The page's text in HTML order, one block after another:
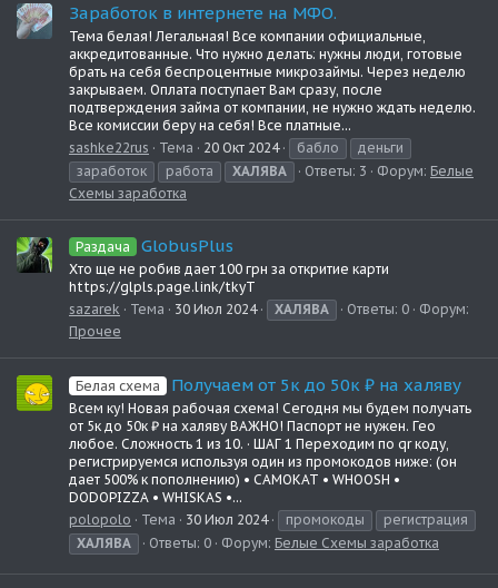
Заработок в интернете на МФО.
Тема белая! Легальная! Все компании официальные,
аккредитованные. Что нужно делать: нужны люди, готовые
брать на себя беспроцентные микрозаймы. Через неделю
закрываем. Оплата поступает Вам сразу, после
подтверждения займа от компании, не нужно ждать неделю.
Все комиссии беру на себя! Все платные...
sashke22rus
Тема 20 Окт 2024 бабло
деньги
заработок
работа ХАЛЯВА Ответы: 3 Форум: Белые
Схемы заработка
Раздача GlobusPlus
Хто ще не робив дает 100 грн за откритие карти
https://glpls.page.link/tkyT
sazarek
Тема 30 Июл 2024 ХАЛЯВА Ответы: 0
Форум:
Прочее
Белая схема Получаем от 5к до 50к ₽ на халяву
Всем ку! Новая рабочая схема! Сегодня мы будем получать
от 5к до 50к ₽ на халяву ВАЖНО! Паспорт не нужен. Гео
любое. Сложность 1 из 10. · ШАГ 1 Переходим по qr коду,
регистрируемся используя один из промокодов ниже: (он
дает 500% к пополнению) • CAMOKAT • WHOOSH •
DODOPIZZA • WHISKAS •...
polopolo
Тема 30 Июл 2024 промокоды
регистрация
ХАЛЯВА
Ответы: 0 Форум: Белые Схемы заработка